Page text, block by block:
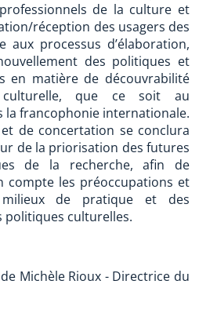
de la culture et
réception des usagers des
aux processus d’élaboration,
des politiques et
en matière de découvrabilité
que ce soit au
la francophonie internationale.
de concertation se conclura
de la priorisation des futures
de la recherche, afin de
compte les préoccupations et
de pratique et des
politiques culturelles.
Michèle Rioux - Directrice du